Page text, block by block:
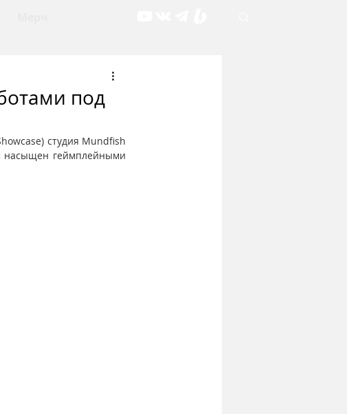
под
студия Mundfish
насыщен геймплейными